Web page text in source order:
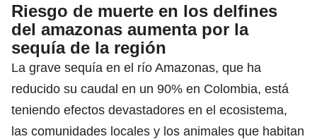
Riesgo de muerte en los delfines
del amazonas aumenta por la
sequía de la región
La grave sequía en el río Amazonas, que ha
reducido su caudal en un 90% en Colombia, está
teniendo efectos devastadores en el ecosistema,
las comunidades locales y los animales que habitan